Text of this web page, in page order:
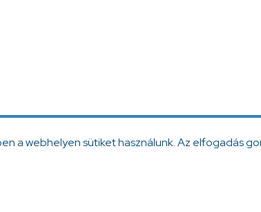
a webhelyen sütiket használunk. Az elfogadás